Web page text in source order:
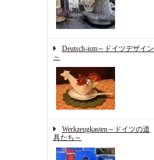
Deutsch-ism～ドイツデザイン
～
Werkzeugkasten～ドイツの道
具たち～